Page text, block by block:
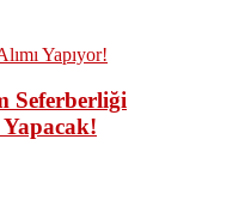
Seferberliği
Yapacak!